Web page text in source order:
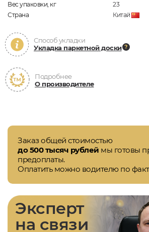
Вес упаковки, кг
23
Страна
Китай
Способ укладки
Укладка паркетной доски
Подробнее
О производителе
Заказ общей стоимостью
до 500 тысяч рублей мы готовы
предоплаты.
Оплатить можно водителю по
Эксперт
на связи